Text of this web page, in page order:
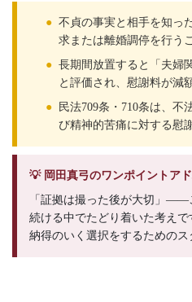
● 不貞の事実と相手を知っ
求または離婚調停を行う
● 長期間放置すると「夫婦
と評価され、慰謝料が減
●
民法709条・710条は、不
び精神的苦痛に対する慰
💡 岡田真弓のワンポイントア
「証拠は撮った後が大切」——
続ける中でたどり着いた考えで
納得のいく選択をするためのス